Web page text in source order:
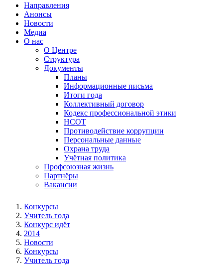
Направления
Анонсы
Новости
Медиа
О нас
О Центре
Структура
Документы
Планы
Информационные письма
Итоги года
Коллективный договор
Кодекс профессиональной этики
НСОТ
Противодействие коррупции
Персональные данные
Охрана труда
Учётная политика
Профсоюзная жизнь
Партнёры
Вакансии
Конкурсы
Учитель года
Конкурс идёт
2014
Новости
Конкурсы
Учитель года